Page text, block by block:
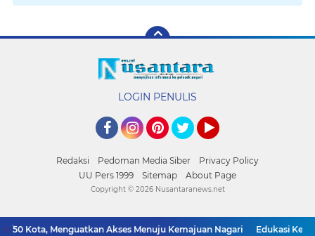
LOGIN PENULIS
Redaksi Pedoman Media Siber
Privacy Policy
UU Pers 1999
Sitemap About Page
Kota, Menguatkan Akses Menuju Kemajuan Nagari Edukasi
Copyright © 2026 Nusantaranews.net